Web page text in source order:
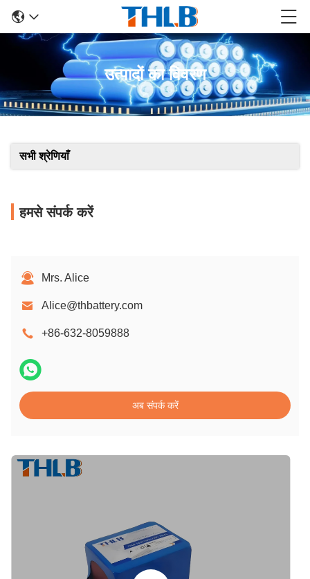
उत्पादों का विवरण
सभी श्रेणियाँ
हमसे संपर्क करें
Mrs. Alice
Alice@thbattery.com
+86-632-8059888
अब संपर्क करें